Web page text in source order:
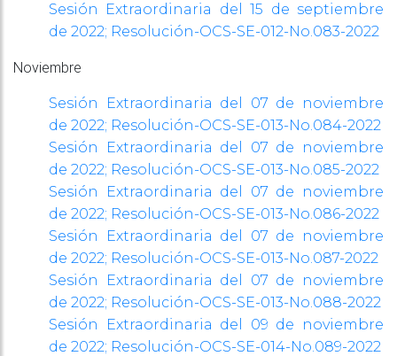
Sesión Extraordinaria del 15 de septiembre
de 2022; Resolución-OCS-SE-012-No.083-2022
Noviembre
Sesión Extraordinaria del 07 de noviembre
de 2022; Resolución-OCS-SE-013-No.084-2022
Sesión Extraordinaria del 07 de noviembre
de 2022; Resolución-OCS-SE-013-No.085-2022
Sesión Extraordinaria del 07 de noviembre
de 2022; Resolución-OCS-SE-013-No.086-2022
Sesión Extraordinaria del 07 de noviembre
de 2022; Resolución-OCS-SE-013-No.087-2022
Sesión Extraordinaria del 07 de noviembre
de 2022; Resolución-OCS-SE-013-No.088-2022
Sesión Extraordinaria del 09 de noviembre
de 2022; Resolución-OCS-SE-014-No.089-2022